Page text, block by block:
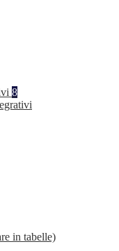
8
in tabelle)